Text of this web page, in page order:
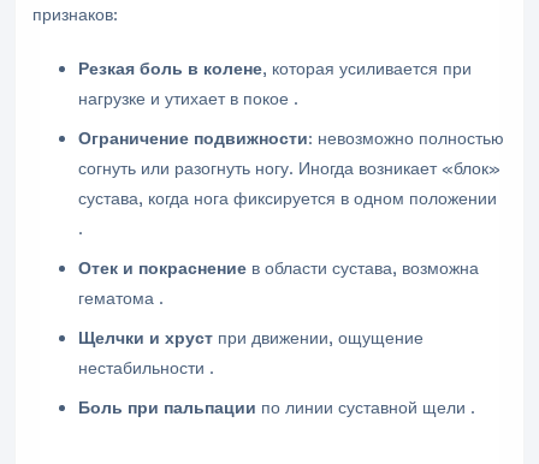
признаков:
Резкая боль в колене, которая усиливается при
нагрузке и утихает в покое .
Ограничение подвижности: невозможно полностью
согнуть или разогнуть ногу. Иногда возникает «блок»
сустава, когда нога фиксируется в одном положении
.
Отек и покраснение в области сустава, возможна
гематома .
Щелчки и хруст при движении, ощущение
нестабильности .
Боль при пальпации по линии суставной щели .